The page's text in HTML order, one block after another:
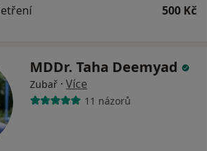
500 Kč
MDDr. Taha Deemyad
Zubař · Více
11 názorů